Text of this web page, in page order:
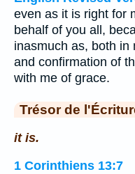
even as it is right for
behalf of you all,
inasmuch as, both in
and confirmation of
with me of grace.
Trésor de
it is.
1 Corinthiens 13:7